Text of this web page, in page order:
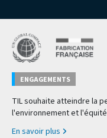
ENGAGEMENTS
TIL souhaite atteindre la
l'environnement et
En savoir plus